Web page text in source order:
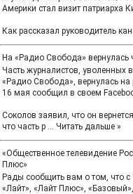
Америки стал визит патриарха
Как рассказал руководитель
На «Радио Свобода» вернулась
Часть журналистов, уволенных
«Радио Свобода», вернулась
16 мая сообщил в своем
Соколов заявил, что он
что часть р ... Читать дальше »
«Общественное телевидение
Плюс»
Рады сообщить вам о том, что с
«Лайт», «Лайт Плюс»,